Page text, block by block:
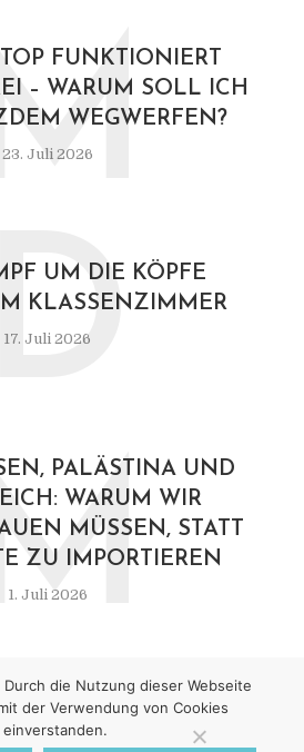
FUNKTIONIERT
– WARUM SOLL ICH
WEGWERFEN?
23. Juli 2026
UM DIE KÖPFE
KLASSENZIMMER
17. Juli 2026
PALÄSTINA UND
WARUM WIR
MÜSSEN, STATT
ZU IMPORTIEREN
1. Juli 2026
die Nutzung dieser Webseite
der Verwendung von Cookies
einverstanden.